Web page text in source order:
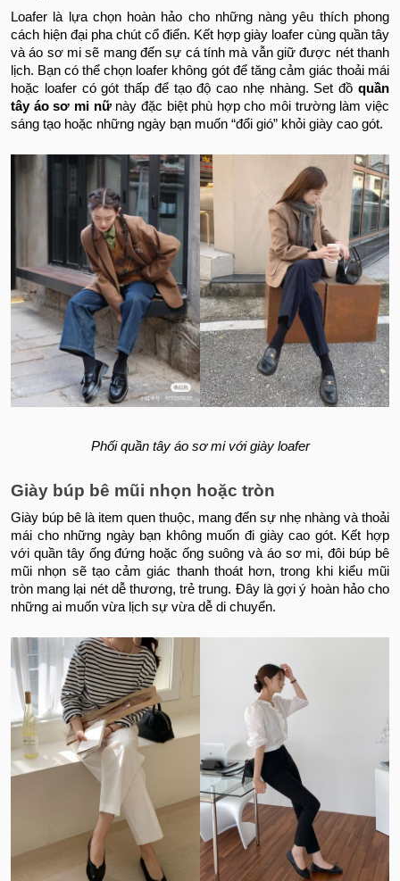
Loafer là lựa chọn hoàn hảo cho những nàng yêu thích phong
cách hiện đại pha chút cổ điển. Kết hợp giày loafer cùng quần tây
và áo sơ mi sẽ mang đến sự cá tính mà vẫn giữ được nét thanh
lịch. Bạn có thể chọn loafer không gót để tăng cảm giác thoải mái
hoặc loafer có gót thấp để tạo độ cao nhẹ nhàng. Set đồ quần
tây áo sơ mi nữ này đặc biệt phù hợp cho môi trường làm việc
sáng tạo hoặc những ngày bạn muốn “đổi gió” khỏi giày cao gót.
Phối quần tây áo sơ mi với giày loafer
Giày búp bê mũi nhọn hoặc tròn
Giày búp bê là item quen thuộc, mang đến sự nhẹ nhàng và thoải
mái cho những ngày bạn không muốn đi giày cao gót. Kết hợp
với quần tây ống đứng hoặc ống suông và áo sơ mi, đôi búp bê
mũi nhọn sẽ tạo cảm giác thanh thoát hơn, trong khi kiểu mũi
tròn mang lại nét dễ thương, trẻ trung. Đây là gợi ý hoàn hảo cho
những ai muốn vừa lịch sự vừa dễ di chuyển.